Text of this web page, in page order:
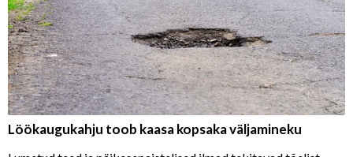
Löökaugukahju toob kaasa kopsaka väljamineku